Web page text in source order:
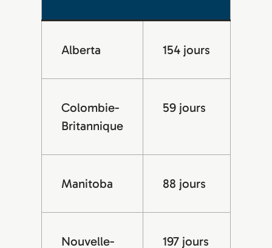
Alberta 154 jours
Colombie-
Britannique
59 jours
Manitoba 88 jours
Nouvelle- 197 jours